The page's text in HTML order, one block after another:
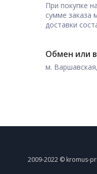
При покупке
сумме заказа
доставки
Обмен или
м.
2009-2022 © kromus-